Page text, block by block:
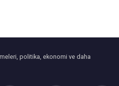
politika, ekonomi ve daha